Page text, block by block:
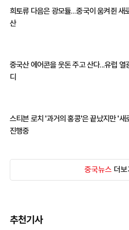
희토류 다음은 광모듈…중국이 움켜쥔 새
산
중국산 에어콘을 웃돈 주고 산다...유럽 열
디
스티븐 로치 '과거의 홍콩'은 끝났지만 '새
진행중
중국뉴스 더보
추천기사